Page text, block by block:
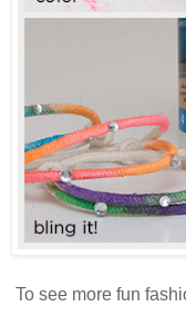
To see more fun